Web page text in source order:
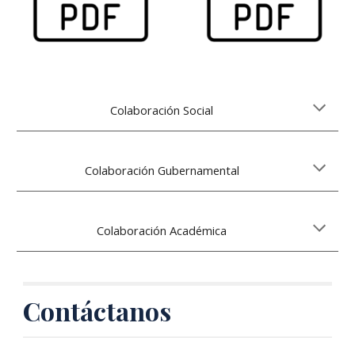
Colaboración Social
Colaboración Gubernamental
Colaboración Académica
Contáctanos